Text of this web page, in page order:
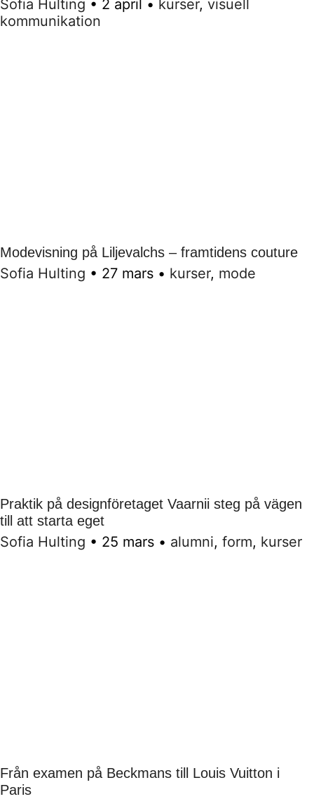
Sofia Hulting • 2 april • kurser, visuell
kommunikation
Modevisning på Liljevalchs – framtidens couture
Sofia Hulting • 27 mars • kurser, mode
Praktik på designföretaget Vaarnii steg på vägen
till att starta eget
Sofia Hulting • 25 mars • alumni, form, kurser
Från examen på Beckmans till Louis Vuitton i
Paris